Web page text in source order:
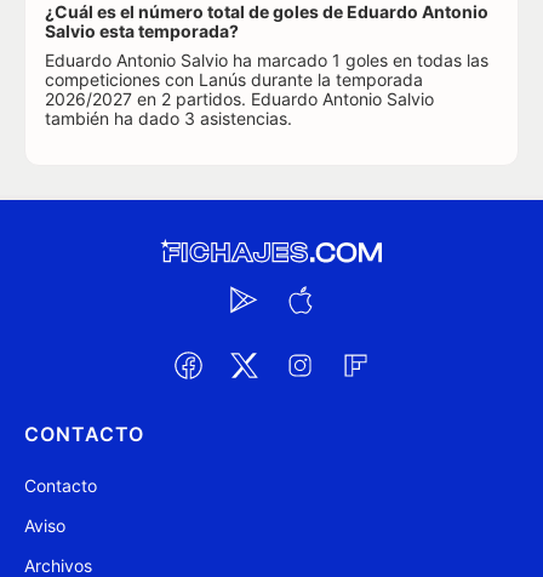
¿Cuál es el número total de goles de Eduardo Antonio
Salvio esta temporada?
Eduardo Antonio Salvio ha marcado 1 goles en todas las
competiciones con Lanús durante la temporada
2026/2027 en 2 partidos. Eduardo Antonio Salvio
también ha dado 3 asistencias.
CONTACTO
Contacto
Aviso
Archivos